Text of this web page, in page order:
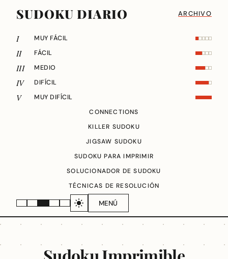
SUDOKU DIARIO ARCHIVO
MENÚ
I MUY FÁCIL
II FÁCIL
III MEDIO
IV DIFÍCIL
V
MUY DIFÍCIL
CONNECTIONS
KILLER SUDOKU
JIGSAW SUDOKU
SUDOKU PARA IMPRIMIR
SOLUCIONADOR DE SUDOKU
TÉCNICAS DE RESOLUCIÓN